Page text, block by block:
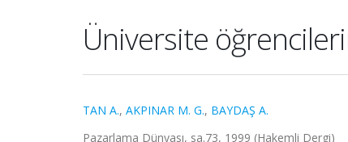
Üniversite
TAN A., AKPINAR M. G., BAYDAŞ A.
Pazarlama Dünyası, sa.73, 1999 (Hakemli Dergi)